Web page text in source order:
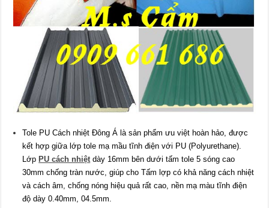
Tole PU Cách nhiệt Đông Á là sản phẩm ưu việt hoàn hảo, được
kết hợp giữa lớp tole mạ mầu tĩnh điện với PU (Polyurethane).
Lớp PU cách nhiệtdày 16mm bên dưới tấm tole 5 sóng cao
30mm chống tràn nước, giúp cho Tấm lợp có khả năng cách nhiệt
và cách âm, chống nóng hiệu quả rất cao, nền mạ màu tĩnh điện
độ dày 0.40mm, 04.5mm.